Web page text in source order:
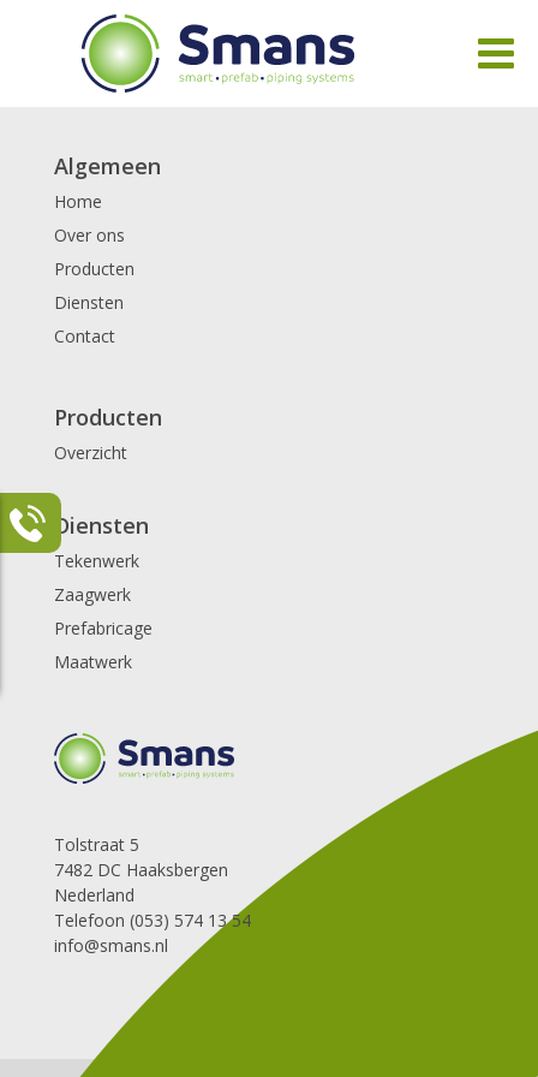
Algemeen
Home
Over ons
Producten
Diensten
Contact
Producten
Overzicht
Diensten
Tekenwerk
Zaagwerk
Prefabricage
Maatwerk
Tolstraat 5
7482 DC Haaksbergen
Nederland
Telefoon (053) 574 13 54
info@smans.nl